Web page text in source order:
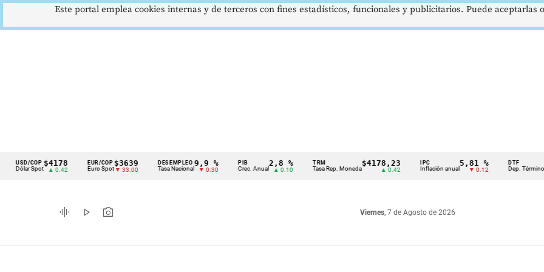
Cintillo
indicadores
económicos
COP
Spot
$4178
▲ 0.42
EUR/COP
Euro Spot
$3639
▼ 33.00
DESEMPLEO
Tasa Nacional
9,9 %
▼ 0.30 Crec. Anual
2,8 %
▲ 0.10 Tasa Rep. Moneda
$4178,23
▲ 0.42 Inflación anual
5,81 %
▼ 0.12 Dep. Término Fijo
graphic_eq play_arrow photo_camera Viernes, 7 de Agosto de 2026
Este portal emplea cookies internas y de terceros con fines estadísticos, funcionales y publicitarios. Puede aceptarlas